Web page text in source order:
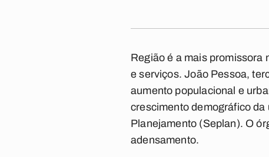
Região é a mais promissora
e serviços. João Pessoa,
aumento populacional e
crescimento demográfico
Planejamento (Seplan). O
adensamento.